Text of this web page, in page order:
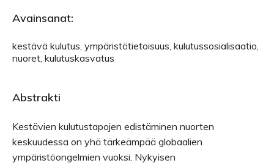
Avainsanat:
kestävä kulutus, ympäristötietoisuus, kulutussosialisaatio,
nuoret, kulutuskasvatus
Abstrakti
Kestävien kulutustapojen edistäminen nuorten
keskuudessa on yhä tärkeämpää globaalien
ympäristöongelmien vuoksi. Nykyisen